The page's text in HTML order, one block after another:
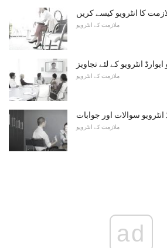
کا انٹرویو کیسے کریں
ملازمت کے انٹرویو
انٹرویو کے لئے تجاویز
ملازمت کے انٹرویو
انٹرویو سوالات اور جوابات
ملازمت کے انٹرویو
ad